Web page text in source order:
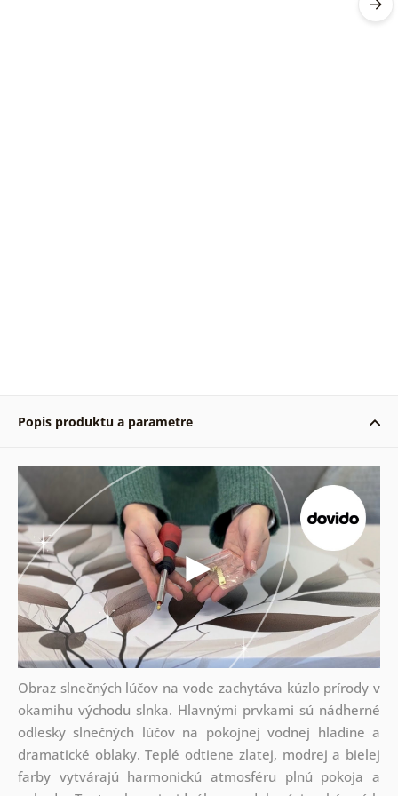
Popis produktu a parametre
Obraz slnečných lúčov na vode zachytáva kúzlo prírody v
okamihu východu slnka. Hlavnými prvkami sú nádherné
odlesky slnečných lúčov na pokojnej vodnej hladine a
dramatické oblaky. Teplé odtiene zlatej, modrej a bielej
farby vytvárajú harmonickú atmosféru plnú pokoja a